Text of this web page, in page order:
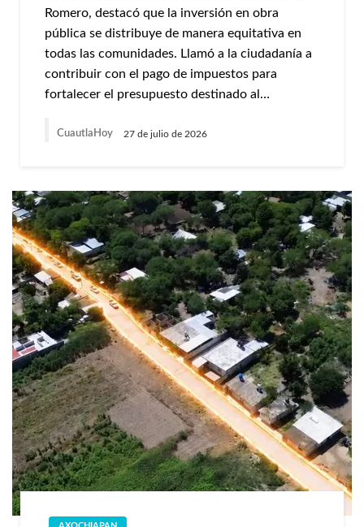
Romero, destacó que la inversión en obra
pública se distribuye de manera equitativa en
todas las comunidades. Llamó a la ciudadanía a
contribuir con el pago de impuestos para
fortalecer el presupuesto destinado al…
CuautlaHoy 27 de julio de 2026